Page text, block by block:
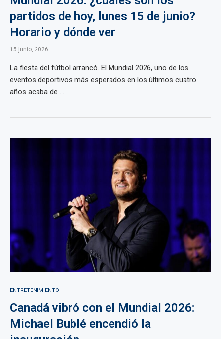
partidos de hoy, lunes 15 de junio?
Horario y dónde ver
15 junio, 2026
La fiesta del fútbol arrancó. El Mundial 2026, uno de los
eventos deportivos más esperados en los últimos cuatro
años acaba de ...
ENTRETENIMIENTO
Canadá vibró con el Mundial 2026:
Michael Bublé encendió la